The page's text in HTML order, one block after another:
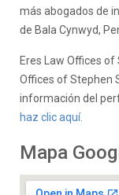
más abogados de
de Bala Cynwyd,
Eres Law Offices
Offices of Stephen
información del
haz clic aquí.
Mapa